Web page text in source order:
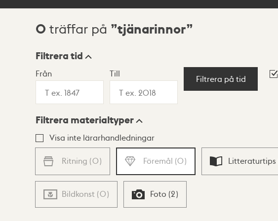
Sökresultat
0 träffar på tjänarinnor
Visningsläge
Lista Karta
Filtrera tid
Från Till
Filtrera på tid
Filtrera materialtyper
Visa inte lärarhandledningar
Ritning (0) Föremål (0) Litteraturtips
Bildkonst (0) Foto (2)